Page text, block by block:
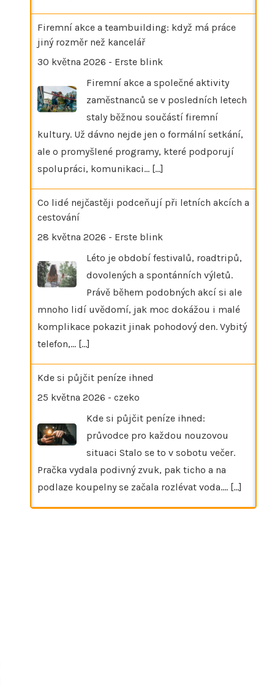
Firemní akce a teambuilding: když má práce
jiný rozměr než kancelář
30 května 2026 - Erste blink
Firemní akce a společné aktivity
zaměstnanců se v posledních letech
staly běžnou součástí firemní
kultury. Už dávno nejde jen o formální setkání,
ale o promyšlené programy, které podporují
spolupráci, komunikaci… [...]
Co lidé nejčastěji podceňují při letních akcích a
cestování
28 května 2026 - Erste blink
Léto je období festivalů, roadtripů,
dovolených a spontánních výletů.
Právě během podobných akcí si ale
mnoho lidí uvědomí, jak moc dokážou i malé
komplikace pokazit jinak pohodový den. Vybitý
telefon,… [...]
Kde si půjčit peníze ihned
25 května 2026 - czeko
Kde si půjčit peníze ihned:
průvodce pro každou nouzovou
situaci Stalo se to v sobotu večer.
Pračka vydala podivný zvuk, pak ticho a na
podlaze koupelny se začala rozlévat voda.… [...]